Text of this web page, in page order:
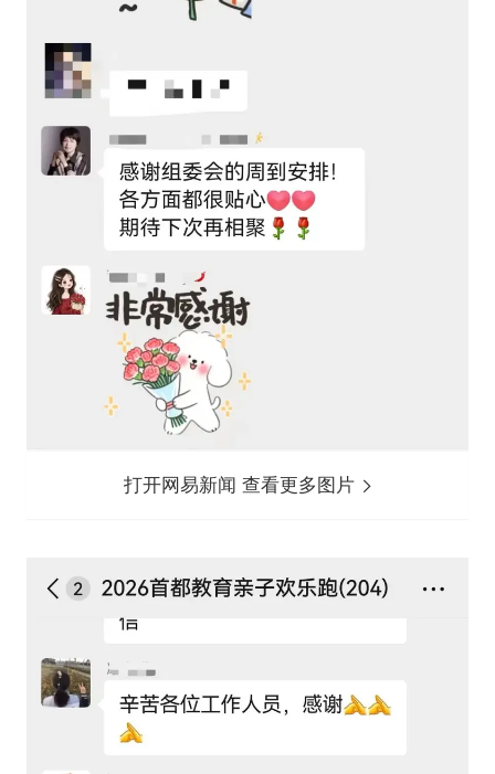
打开网易新闻 查看更多图片